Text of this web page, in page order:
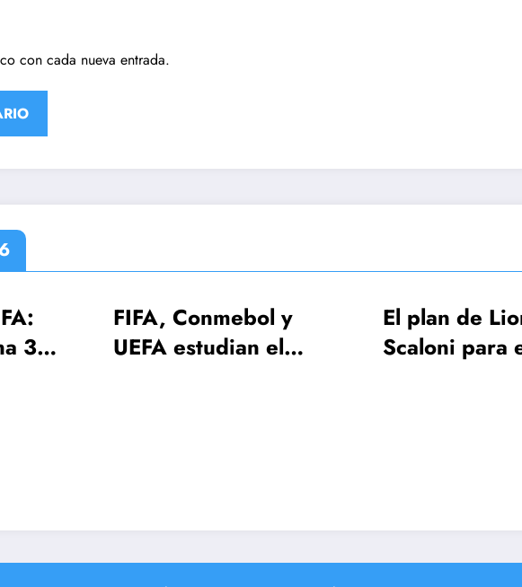
con cada nueva entrada.
Conmebol y
estudian el
El plan de Lionel
Scaloni para el